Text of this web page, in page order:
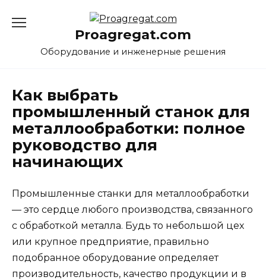
Proagregat.com
Оборудование и инженерные решения
Как выбрать
промышленный станок для
металлообработки: полное
руководство для
начинающих
Промышленные станки для металлообработки
— это сердце любого производства, связанного
с обработкой металла. Будь то небольшой цех
или крупное предприятие, правильно
подобранное оборудование определяет
производительность, качество продукции и в